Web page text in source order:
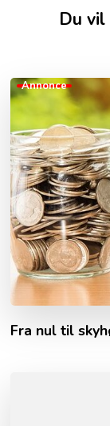
Du vil
Annonce
Fra nul til